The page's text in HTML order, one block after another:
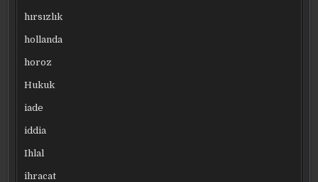
hırsızlık
hollanda
horoz
Hukuk
iade
iddia
Ihlal
ihracat